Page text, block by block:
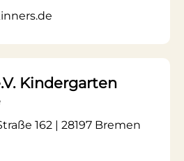
Kindergarten
162 | 28197 Bremen